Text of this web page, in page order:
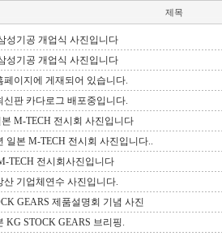
제목
성기공 개업식 사진입니다
성기공 개업식 사진입니다
이지에 게재되어 있습니다.
판 카다로그 배포중입니다.
M-TECH 전시회 사진입니다
일본 M-TECH 전시회 사진입니다..
TECH 전시회사진입니다
기업체연수 사진입니다.
GEARS 제품설명회 기념 사진
KG STOCK GEARS 브리핑.